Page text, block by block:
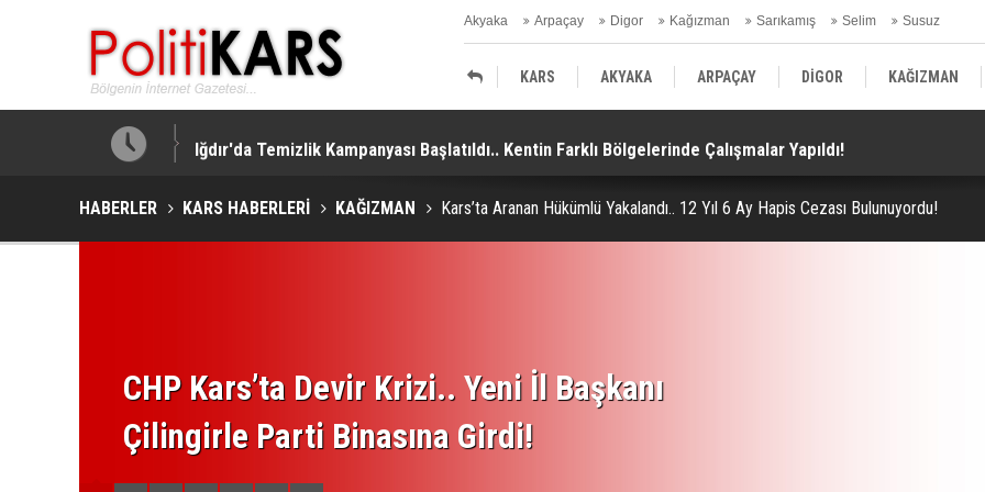
Akyaka Arpaçay Digor Kağızman Sarıkamış Selim Susuz
Kars Gündem
KARS AKYAKA ARPAÇAY DİGOR KAĞIZMAN
SELİM SUSUZ KARS GÜNDEM
Iğdır'da Temizlik Kampanyası Başlatıldı.. Kentin Farklı Bölgelerinde Çalışmalar Yapıldı!
HABERLER KARS HABERLERİ KAĞIZMAN Kars’ta Aranan Hükümlü Yakalandı.. 12 Yıl 6 Ay Hapis Cezası Bulunuyordu!
CHP Kars’ta Devir Krizi.. Yeni İl Başkanı
Çilingirle Parti Binasına Girdi!